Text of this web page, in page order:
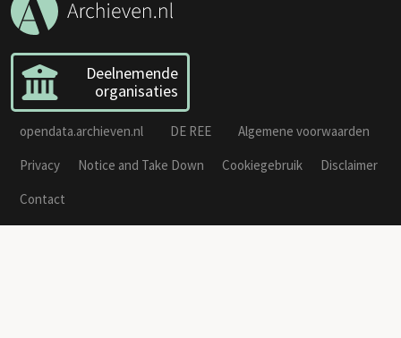
Deelnemende
organisaties
opendata.archieven.nl DE REE
Algemene voorwaarden
Privacy
Notice and Take Down Cookiegebruik
Disclaimer
Contact